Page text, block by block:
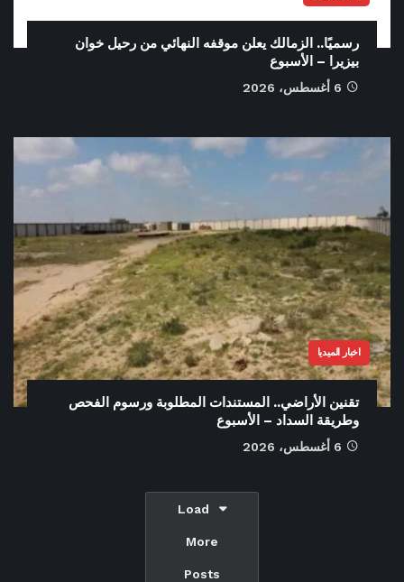
رسميًا.. الزمالك يعلن موقفه النهائي من رحيل خوان
بيزيرا – الأسبوع
6 أغسطس، 2026
اخبار الميديا
تقنين الأراضي.. المستندات المطلوبة ورسوم الفحص
وطريقة السداد – الأسبوع
6 أغسطس، 2026
Load
More
Posts